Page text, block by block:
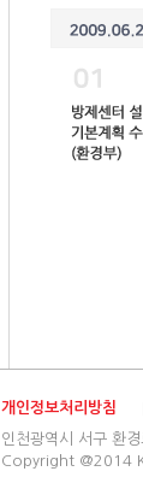
개인정보처리방침
인천광역시 서구
Copyright @2014